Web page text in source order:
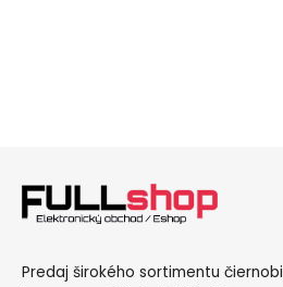
Predaj širokého sortimentu